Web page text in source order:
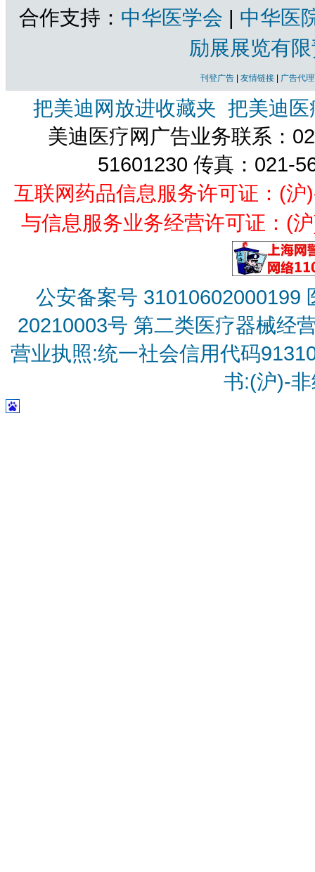
合作支持： 中华医学会 | 中华医
励展展览有
刊登广告 友情链接 广告代
把美迪网放进收藏夹 把美迪
美迪医疗网广告业务联系：
51601230 传真：021-
互联网药品信息服务许可证：(
与信息服务业务经营许可证：(
公安备案号 31010602000199
20210003号 第二类医疗器械经
营业执照:统一社会信用代码
书:(沪)-